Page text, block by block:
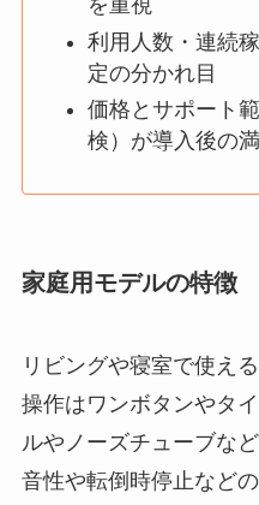
を重視
利用人数・連続
定の分かれ目
価格とサポート
検）が導入後の
家庭用モデルの特徴
リビングや寝室で使え
操作はワンボタンやタ
ルやノーズチューブな
音性や転倒時停止など